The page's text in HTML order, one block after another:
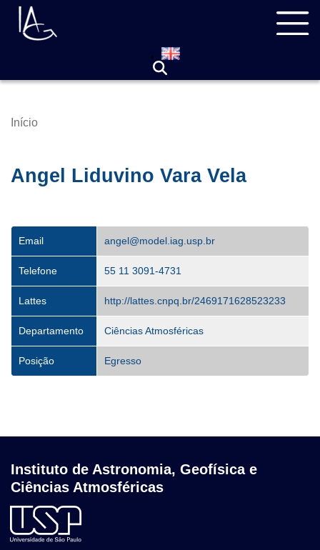
Pular
para
Trilha
Início
Angel Liduvino Vara Vela
Email angel@model.iag.usp.br
Telefone 55 11 3091-4731
Lattes http://lattes.cnpq.br/2469171628523233
Departamento Ciências Atmosféricas
Posição Egresso
Instituto de Astronomia, Geofísica e
Ciências Atmosféricas